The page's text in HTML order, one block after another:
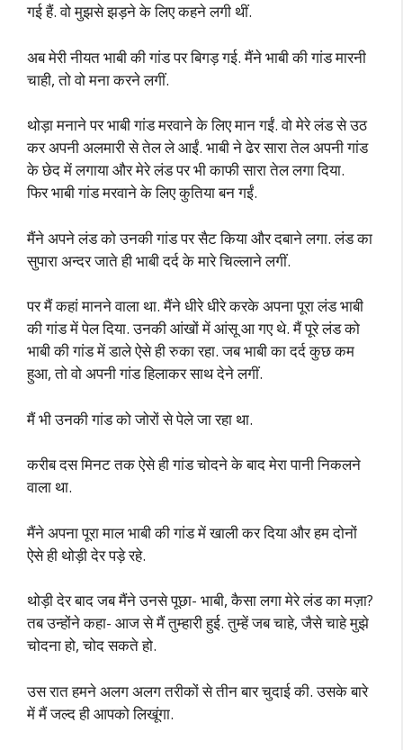
गई हैं. वो मुझसे झड़ने के लिए कहने लगी थीं.
अब मेरी नीयत भाबी की गांड पर बिगड़ गई. मैंने भाबी की गांड मारनी
चाही, तो वो मना करने लगीं.
थोड़ा मनाने पर भाबी गांड मरवाने के लिए मान गईं. वो मेरे लंड से उठ
कर अपनी अलमारी से तेल ले आईं. भाबी ने ढेर सारा तेल अपनी गांड
के छेद में लगाया और मेरे लंड पर भी काफी सारा तेल लगा दिया.
फिर भाबी गांड मरवाने के लिए कुतिया बन गईं.
मैंने अपने लंड को उनकी गांड पर सैट किया और दबाने लगा. लंड का
सुपारा अन्दर जाते ही भाबी दर्द के मारे चिल्लाने लगीं.
पर मैं कहां मानने वाला था. मैंने धीरे धीरे करके अपना पूरा लंड भाबी
की गांड में पेल दिया. उनकी आंखों में आंसू आ गए थे. मैं पूरे लंड को
भाबी की गांड में डाले ऐसे ही रुका रहा. जब भाबी का दर्द कुछ कम
हुआ, तो वो अपनी गांड हिलाकर साथ देने लगीं.
मैं भी उनकी गांड को जोरों से पेले जा रहा था.
करीब दस मिनट तक ऐसे ही गांड चोदने के बाद मेरा पानी निकलने
वाला था.
मैंने अपना पूरा माल भाबी की गांड में खाली कर दिया और हम दोनों
ऐसे ही थोड़ी देर पड़े रहे.
थोड़ी देर बाद जब मैंने उनसे पूछा- भाबी, कैसा लगा मेरे लंड का मज़ा?
तब उन्होंने कहा- आज से मैं तुम्हारी हुई. तुम्हें जब चाहे, जैसे चाहे मुझे
चोदना हो, चोद सकते हो.
उस रात हमने अलग अलग तरीकों से तीन बार चुदाई की. उसके बारे
में मैं जल्द ही आपको लिखूंगा.